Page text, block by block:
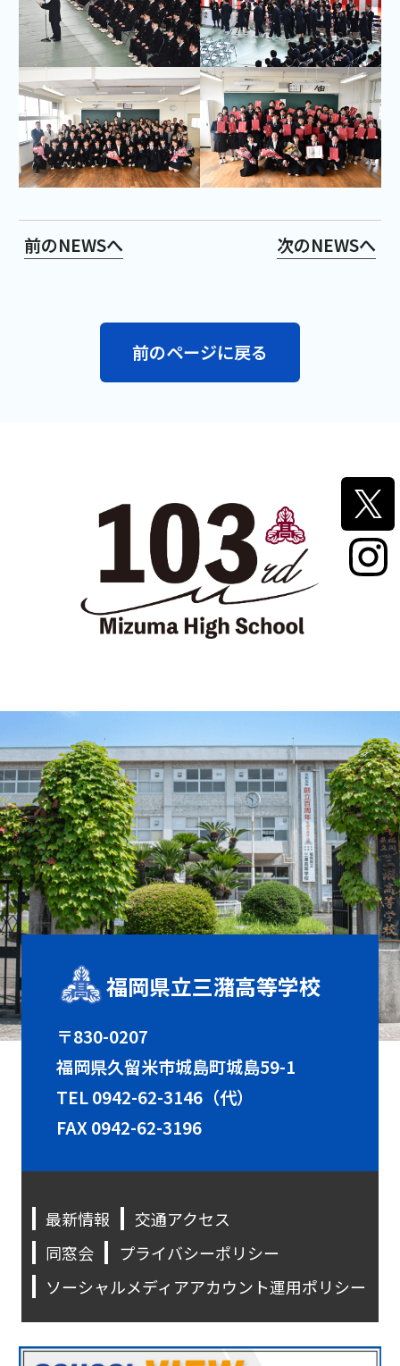
前のNEWSへ 次のNEWSへ
前のページに戻る
福岡県立三潴高等学校
〒830-0207
福岡県久留米市城島町城島59-1
TEL0942-62-3146（代）
FAX 0942-62-3196
最新情報
交通アクセス
同窓会
プライバシーポリシー
ソーシャルメディアアカウント運用ポリシー